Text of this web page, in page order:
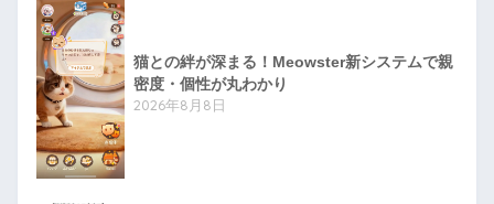
猫との絆が深まる！Meowster新システムで親
密度・個性が丸わかり
2026年8月8日